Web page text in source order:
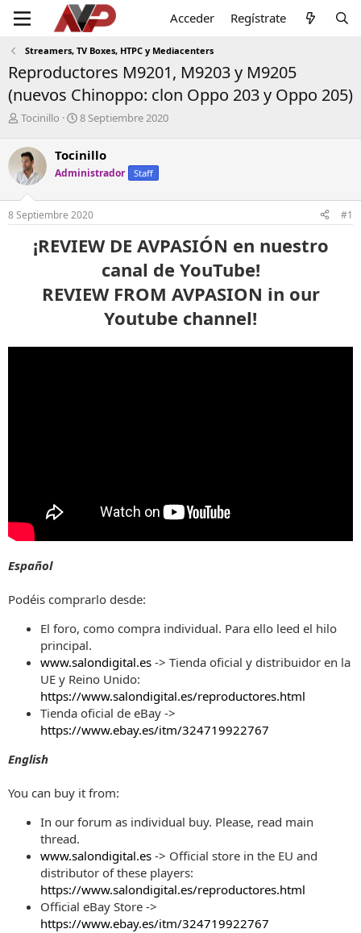
Acceder Regístrate
Streamers, TV Boxes, HTPC y Mediacenters
Reproductores M9201, M9203 y M9205
(nuevos Chinoppo: clon Oppo 203 y Oppo 205)
I
i
c
i
a
d
o
Tocinillo
F
h
a
e
i
o
8 Septiembre 2020
Tocinillo
Administrador Staff
8 Septiembre 2020 #1
¡REVIEW DE AVPASIÓN en nuestro
canal de YouTube!
REVIEW FROM AVPASION in our
Youtube channel!
Español
Podéis comprarlo desde:
El foro, como compra individual. Para ello leed el hilo
principal.
www.salondigital.es -> Tienda oficial y distribuidor en la
UE y Reino Unido:
https://www.salondigital.es/reproductores.html
Tienda oficial de eBay ->
https://www.ebay.es/itm/324719922767
English
You can buy it from:
In our forum as individual buy. Please, read main
thread.
www.salondigital.es -> Official store in the EU and
distributor of these players:
https://www.salondigital.es/reproductores.html
Official eBay Store ->
https://www.ebay.es/itm/324719922767